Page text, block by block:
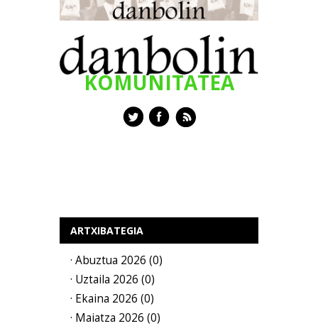
KOMUNITATEA
ARTXIBATEGIA
· Abuztua 2026 (0)
· Uztaila 2026 (0)
· Ekaina 2026 (0)
· Maiatza 2026 (0)